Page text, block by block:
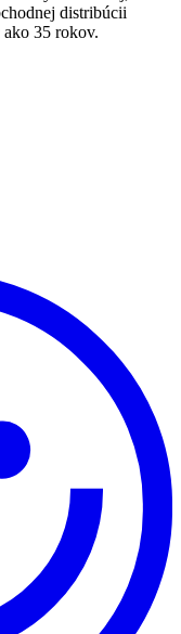
distribúcii
ako 35 rokov.